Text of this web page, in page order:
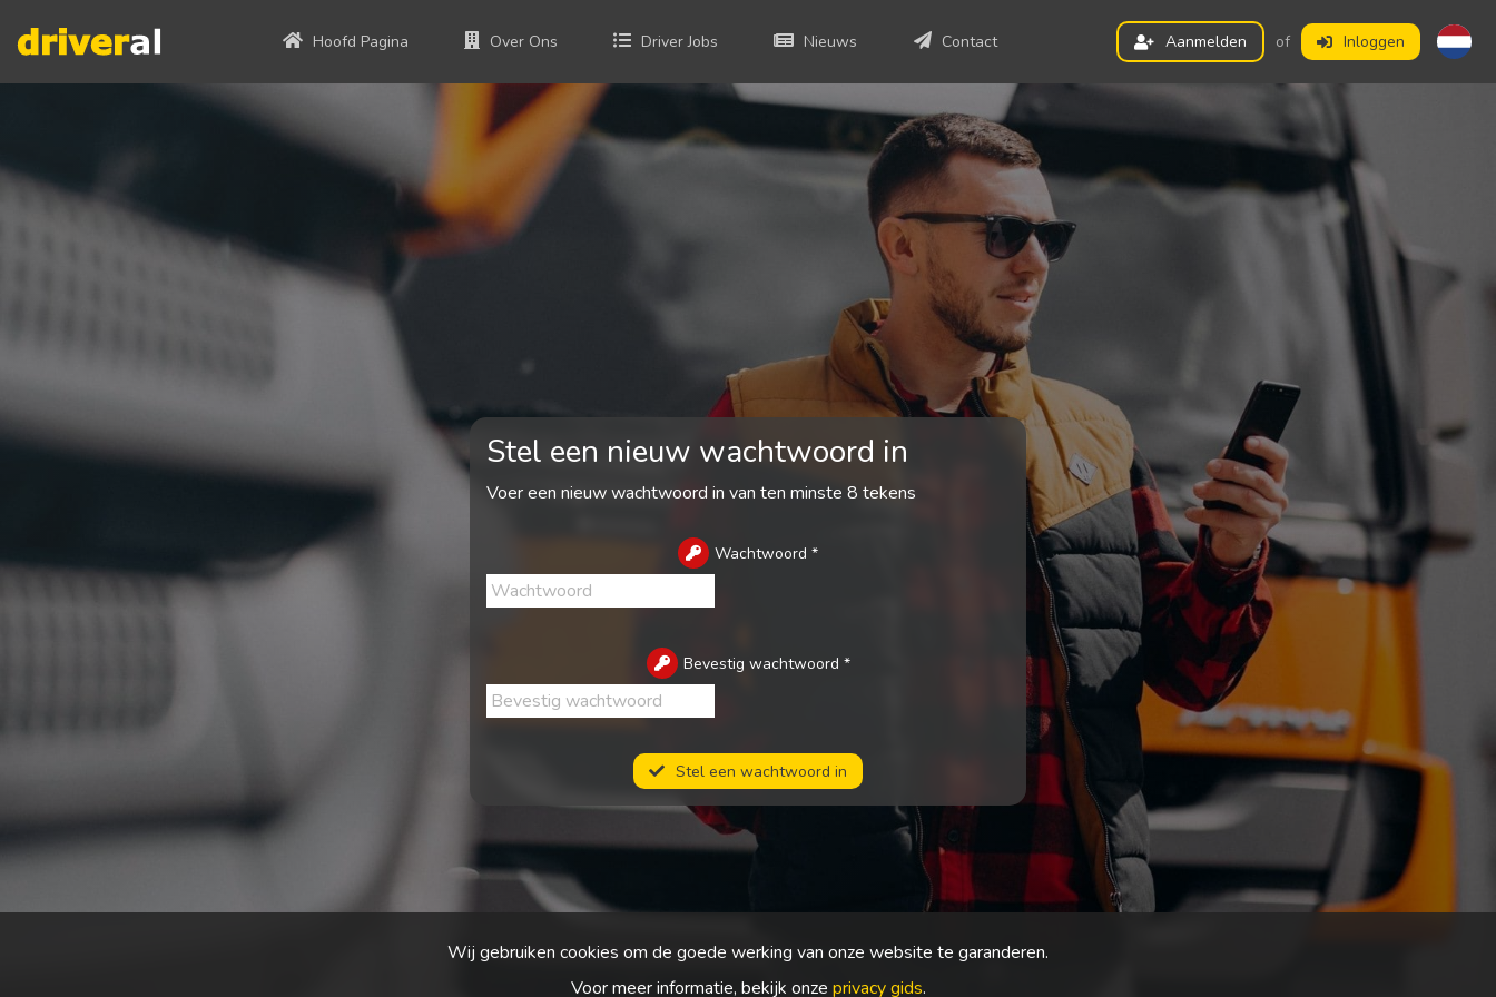
Hoofd Pagina Over Ons Driver Jobs Nieuws Contact Aanmelden of Inloggen
Stel een nieuw wachtwoord in
Voer een nieuw wachtwoord in van ten minste 8 tekens
Wachtwoord *
Bevestig wachtwoord *
Stel een wachtwoord in
Wij gebruiken cookies om de goede werking van onze website te garanderen.
Voor meer informatie, bekijk onze privacy gids.